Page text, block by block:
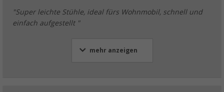
"Super leichte Stühle, ideal fürs Wohnmobil, schnell und
einfach aufgestellt "
mehr anzeigen